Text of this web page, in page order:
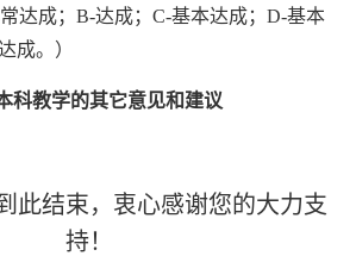
达成； B-达成； C-基本达成； D-基本
成。）
科教学的其它意见和建议
此结束，衷心感谢您的大力支
持！